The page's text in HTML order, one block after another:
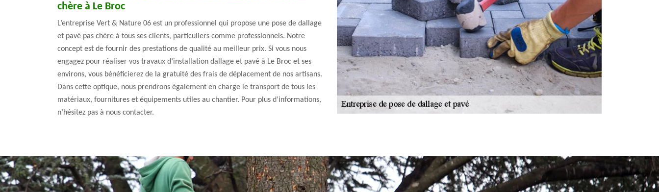
chère à Le Broc
L’entreprise Vert & Nature 06 est un professionnel qui propose une pose de dallage
et pavé pas chère à tous ses clients, particuliers comme professionnels. Notre
concept est de fournir des prestations de qualité au meilleur prix. Si vous nous
engagez pour réaliser vos travaux d’installation dallage et pavé à Le Broc et ses
environs, vous bénéficierez de la gratuité des frais de déplacement de nos artisans.
Dans cette optique, nous prendrons également en charge le transport de tous les
matériaux, fournitures et équipements utiles au chantier. Pour plus d’informations,
n’hésitez pas à nous contacter.